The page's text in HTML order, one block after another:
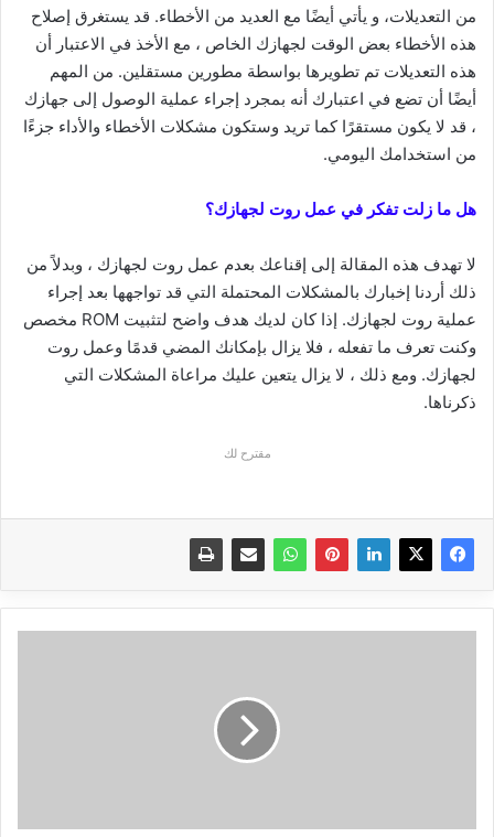
من التعديلات، و يأتي أيضًا مع العديد من الأخطاء. قد يستغرق إصلاح
هذه الأخطاء بعض الوقت لجهازك الخاص ، مع الأخذ في الاعتبار أن
هذه التعديلات تم تطويرها بواسطة مطورين مستقلين. من المهم
أيضًا أن تضع في اعتبارك أنه بمجرد إجراء عملية الوصول إلى جهازك
، قد لا يكون مستقرًا كما تريد وستكون مشكلات الأخطاء والأداء جزءًا
من استخدامك اليومي.
هل ما زلت تفكر في عمل روت لجهازك؟
لا تهدف هذه المقالة إلى إقناعك بعدم عمل روت لجهازك ، وبدلاً من
ذلك أردنا إخبارك بالمشكلات المحتملة التي قد تواجهها بعد إجراء
عملية روت لجهازك. إذا كان لديك هدف واضح لتثبيت ROM مخصص
وكنت تعرف ما تفعله ، فلا يزال بإمكانك المضي قدمًا وعمل روت
لجهازك. ومع ذلك ، لا يزال يتعين عليك مراعاة المشكلات التي
ذكرناها.
مقترح لك
الكمبيوتر